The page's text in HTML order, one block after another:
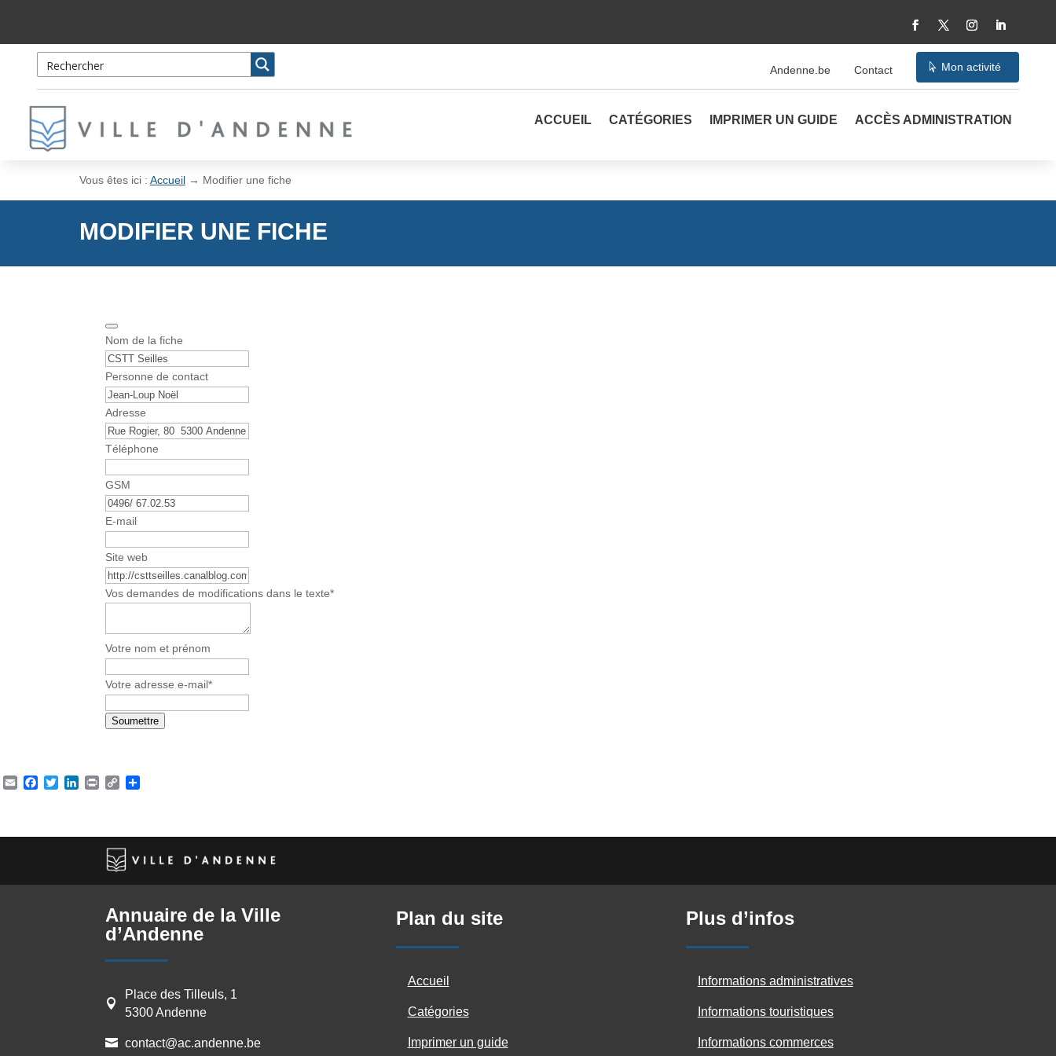
Content
la
navigation
Andenne.be Contact Mon activité
ACCUEIL CATÉGORIES IMPRIMER UN GUIDE ACCÈS ADMINISTRATION
Vous êtes ici : Accueil→ Modifier une fiche
MODIFIER UNE FICHE
Nom de la fiche
Personne de contact
Adresse
Téléphone
GSM
E-mail
Site web
Vos demandes de modifications dans le texte*
B
s
n
s
E
i
l
*
Votre nom et prénom
Votre adresse e-mail*
Soumettre
EmailFacebook
TwitterLinkedIn
Print Copy
Annuaire de la Ville
d’Andenne

Place des Tilleuls, 1
5300 Andenne
 contact@ac.andenne.be
Plan du site
Accueil
Catégories
Imprimer un guide
Plus d’infos
Informations administratives
Informations touristiques
Informations commerces